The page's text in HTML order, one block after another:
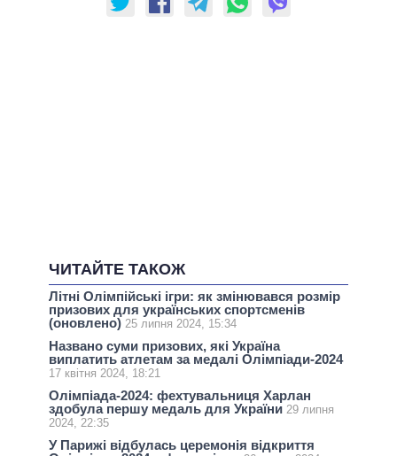
ЧИТАЙТЕ ТАКОЖ
Літні Олімпійські ігри: як змінювався розмір
призових для українських спортсменів
(оновлено) 25 липня 2024, 15:34
Названо суми призових, які Україна
виплатить атлетам за медалі Олімпіади-2024
17 квітня 2024, 18:21
Олімпіада-2024: фехтувальниця Харлан
здобула першу медаль для України 29 липня
2024, 22:35
У Парижі відбулась церемонія відкриття